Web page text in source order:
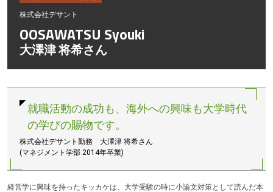
株式会社デサント
OOSAWATSU Syouki
大澤津 将希さん
就職活動の成功も、海外への興味も大学時代
の学びの賜物です。
株式会社デサント勤務 大澤津 将希さん
(マネジメント学部 2014年卒業)
経営学に興味を持ったキッカケは、大学受験の時に小論文対策として読んだ本